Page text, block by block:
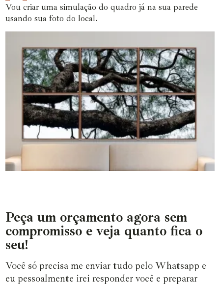
Vou criar uma simulação do quadro já na sua parede
usando sua foto do local.
Peça um orçamento agora sem
compromisso e veja quanto fica o
seu!
Você só precisa me enviar tudo pelo Whatsapp e
eu pessoalmente irei responder você e preparar